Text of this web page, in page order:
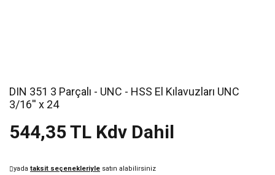
DIN 351 3 Parçalı - UNC - HSS El Kılavuzları UNC
3/16'' x 24
544,35 TL Kdv Dahil
yada taksit seçenekleriyle satın alabilirsiniz